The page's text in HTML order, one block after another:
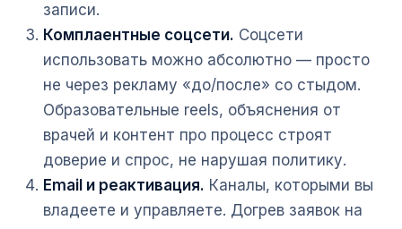
записи.
Комплаентные соцсети. Соцсети
использовать можно абсолютно — просто
не через рекламу «до/после» со стыдом.
Образовательные reels, объяснения от
врачей и контент про процесс строят
доверие и спрос, не нарушая политику.
Email и реактивация. Каналы, которыми вы
владеете и управляете. Догрев заявок на